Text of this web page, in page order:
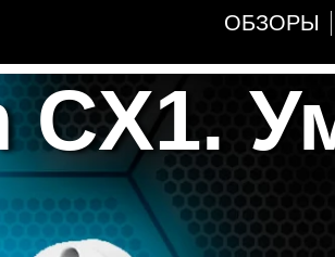
ОБЗОРЫ
CX1.